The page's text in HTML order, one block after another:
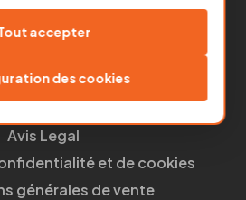
Liens utiles
de nous
Blog
Avis Legal
et de cookies
générales de vente
accepter
des cookies